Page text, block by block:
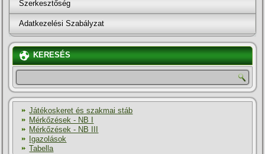
Szerkesztőség
Adatkezelési Szabályzat
KERESÉS
Játékoskeret és szakmai stáb
Mérkőzések - NB I
Mérkőzések - NB III
Igazolások
Tabella